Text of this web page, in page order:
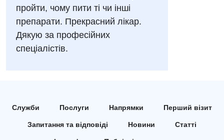
Відгуки
Відео
Рентгенографія
УЗД
Декларування
Російська
пройти, чому пити ті чи інші
препарати. Прекрасний лікар.
Дякую за професійних
спеціалістів.
Служби Послуги Напрямки Перший візит
Запитання та відповіді Новини Статті